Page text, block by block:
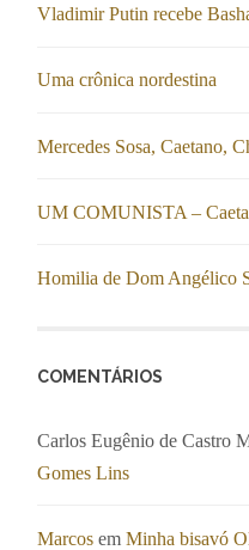
Vladimir Putin recebe
Uma crônica nordestina
Mercedes Sosa, Caetano,
UM COMUNISTA –
Homilia de Dom Angélico
COMENTÁRIOS
Carlos Eugênio de Castro
Gomes Lins
Marcos emMinha bisavó